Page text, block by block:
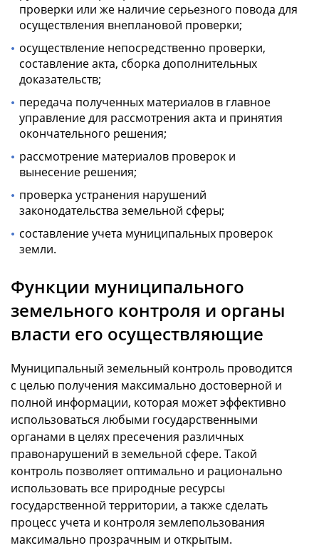
проверки или же наличие серьезного повода для
осуществления внеплановой проверки;
осуществление непосредственно проверки,
составление акта, сборка дополнительных
доказательств;
передача полученных материалов в главное
управление для рассмотрения акта и принятия
окончательного решения;
рассмотрение материалов проверок и
вынесение решения;
проверка устранения нарушений
законодательства земельной сферы;
составление учета муниципальных проверок
земли.
Функции муниципального
земельного контроля и органы
власти его осуществляющие
Муниципальный земельный контроль проводится
с целью получения максимально достоверной и
полной информации, которая может эффективно
использоваться любыми государственными
органами в целях пресечения различных
правонарушений в земельной сфере. Такой
контроль позволяет оптимально и рационально
использовать все природные ресурсы
государственной территории, а также сделать
процесс учета и контроля землепользования
максимально прозрачным и открытым.